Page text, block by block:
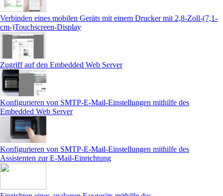
Verbinden eines mobilen Geräts mit einem Drucker mit 2,8-Zoll-(7,1-
cm-)Touchscreen‑Display
Zugriff auf den Embedded Web Server
Konfigurieren von SMTP-E-Mail-Einstellungen mithilfe des
Embedded Web Server
Konfigurieren von SMTP-E-Mail-Einstellungen mithilfe des
Assistenten zur E-Mail-Einrichtung